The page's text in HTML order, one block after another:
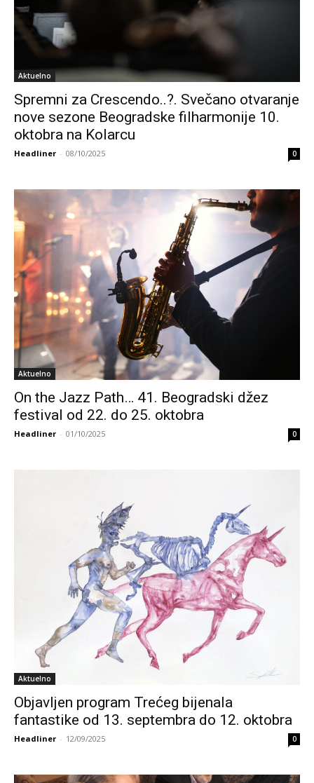
Aktuelno
Spremni za Crescendo..?. Svečano otvaranje
nove sezone Beogradske filharmonije 10.
oktobra na Kolarcu
Headliner - 08/10/2025 0
Aktuelno
On the Jazz Path… 41. Beogradski džez
festival od 22. do 25. oktobra
Headliner - 01/10/2025 0
Aktuelno
Objavljen program Trećeg bijenala
fantastike od 13. septembra do 12. oktobra
Headliner - 12/09/2025 0